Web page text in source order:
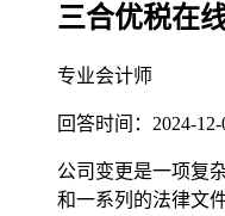
三合优税在
专业会计师
回答时间：2024-12-
公司变更是一项复
和一系列的法律文